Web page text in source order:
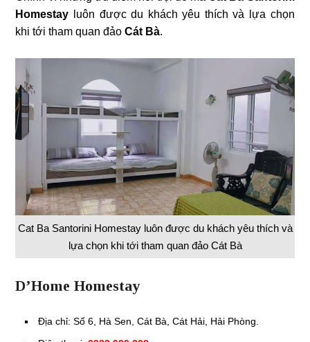
Homestay luôn được du khách yêu thích và lựa chọn
khi tới tham quan đảoCát Bà.
Cat Ba Santorini Homestay luôn được du khách yêu thích và
lựa chọn khi tới tham quan đảo Cát Bà
D’Home Homestay
Địa chỉ: Số 6, Hà Sen, Cát Bà, Cát Hải, Hải Phòng.